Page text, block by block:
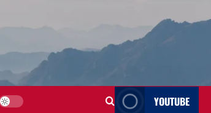
YOUTUBE